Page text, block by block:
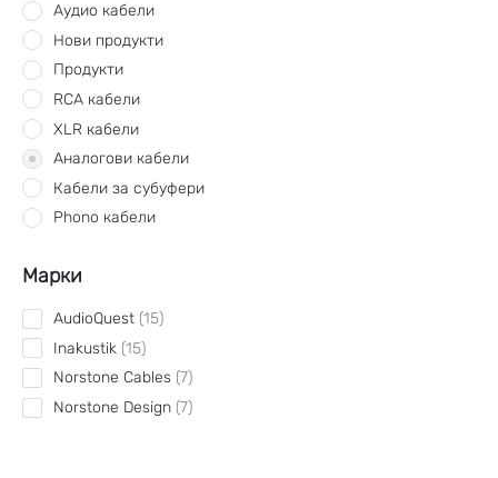
Аудио кабели
Нови продукти
Продукти
RCA кабели
XLR кабели
Аналогови кабели
Кабели за субуфери
Phono кабели
Марки
AudioQuest 15
Inakustik 15
Norstone Cables 7
Norstone Design 7